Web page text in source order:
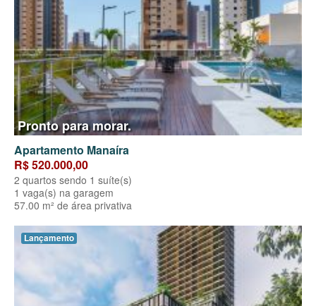
Pronto para morar.
Apartamento Manaíra
R$ 520.000,00
2 quartos sendo 1 suíte(s)
1 vaga(s) na garagem
57.00 m² de área privativa
Lançamento